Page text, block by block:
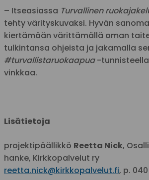
– Itseasiassa Turvallinen
tehty värityskuvaksi. Hyvän
kiertämään värittämällä oman
tulkintansa ohjeista ja jakamalla
#turvallistaruokaapua-
vinkkaa.
Lisätietoja
projektipäällikkö Reetta Nick,
hanke, Kirkkopalvelut ry
reetta.nick@kirkkopalvelut.fi, p.